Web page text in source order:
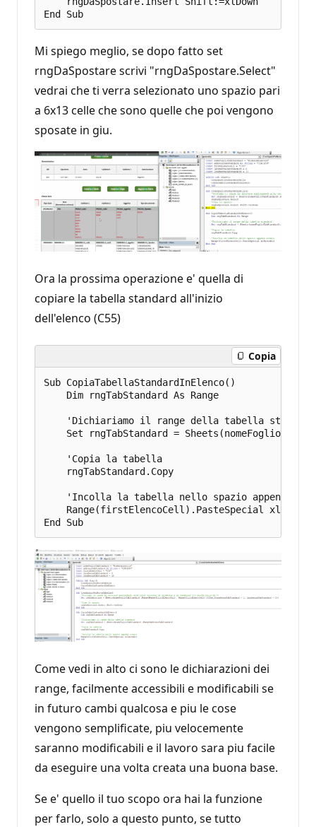
Mi spiego meglio, se dopo fatto set
rngDaSpostare scrivi "rngDaSpostare.Select"
vedrai che ti verra selezionato uno spazio pari
a 6x13 celle che sono quelle che poi vengono
sposate in giu.
Ora la prossima operazione e' quella di
copiare la tabella standard all'inizio
dell'elenco (C55)
Copia
Sub CopiaTabellaStandardInElenco()
    Dim rngTabStandard As Range
    'Dichiariamo il range della tabella standard
Set rngTabStandard =
    'Copia la tabella
    rngTabStandard.Copy
'Incolla la tabella nello spazio appena
Range(firstElencoCell).PasteSpecial
Come vedi in alto ci sono le dichiarazioni dei
range, facilmente accessibili e modificabili se
in futuro cambi qualcosa e piu le cose
vengono semplificate, piu velocemente
saranno modificabili e il lavoro sara piu facile
da eseguire una volta creata una buona base.
Se e' quello il tuo scopo ora hai la funzione
per farlo, solo a questo punto, se tutto